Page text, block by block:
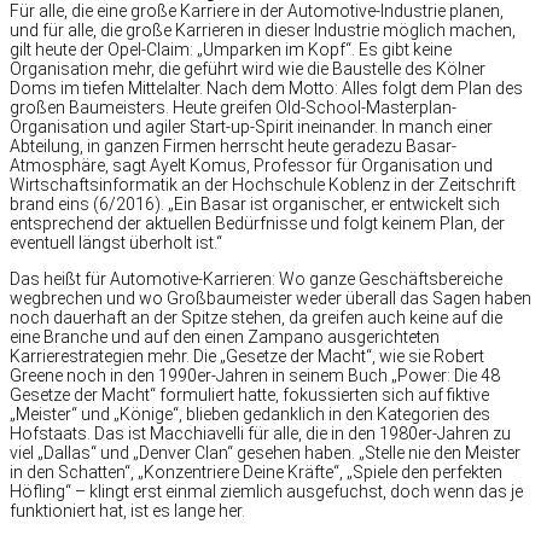
Für alle, die eine große Karriere in der Automotive-Industrie planen,
und für alle, die große Karrieren in dieser Industrie möglich machen,
gilt heute der Opel-Claim: „Umparken im Kopf“. Es gibt keine
Organisation mehr, die geführt wird wie die Baustelle des Kölner
Doms im tiefen Mittelalter. Nach dem Motto: Alles folgt dem Plan des
großen Baumeisters. Heute greifen Old-School-Masterplan-
Organisation und agiler Start-up-Spirit ineinander. In manch einer
Abteilung, in ganzen Firmen herrscht heute geradezu Basar-
Atmosphäre, sagt Ayelt Komus, Professor für Organisation und
Wirtschaftsinformatik an der Hochschule Koblenz in der Zeitschrift
brand eins (6/2016). „Ein Basar ist organischer, er entwickelt sich
entsprechend der aktuellen Bedürfnisse und folgt keinem Plan, der
eventuell längst überholt ist.“
Das heißt für Automotive-Karrieren: Wo ganze Geschäftsbereiche
wegbrechen und wo Großbaumeister weder überall das Sagen haben
noch dauerhaft an der Spitze stehen, da greifen auch keine auf die
eine Branche und auf den einen Zampano ausgerichteten
Karrierestrategien mehr. Die „Gesetze der Macht“, wie sie Robert
Greene noch in den 1990er-Jahren in seinem Buch „Power: Die 48
Gesetze der Macht“ formuliert hatte, fokussierten sich auf fiktive
„Meister“ und „Könige“, blieben gedanklich in den Kategorien des
Hofstaats. Das ist Macchiavelli für alle, die in den 1980er-Jahren zu
viel „Dallas“ und „Denver Clan“ gesehen haben. „Stelle nie den Meister
in den Schatten“, „Konzentriere Deine Kräfte“, „Spiele den perfekten
Höfling“ – klingt erst einmal ziemlich ausgefuchst, doch wenn das je
funktioniert hat, ist es lange her.